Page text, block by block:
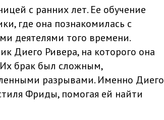
с ранних лет. Ее обучение
где она познакомилась с
деятелями того времени.
Диего Ривера, на которого она
брак был сложным,
разрывами. Именно Диего
Фриды, помогая ей найти